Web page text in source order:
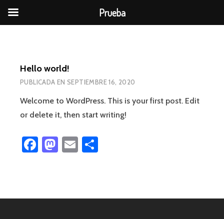
contenidoHello world!
PUBLICADA ENSEPTIEMBRE 16, 2020
Welcome to WordPress. This is your first post. Edit
or delete it, then start writing!
Facebook
Mastodon
Email
Prueba